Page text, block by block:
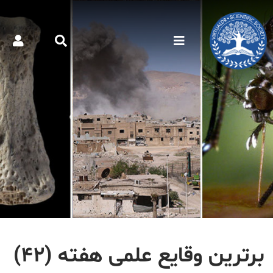
برترین وقایع علمی هفته (۴۲)